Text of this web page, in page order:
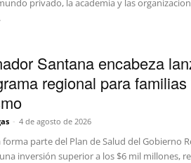
privado, la academia y las
Santana encabeza
regional para
- 4 de agosto de 2026
forma parte del Plan de Salud del Gobierno
inversión superior a los $6 mil millones,